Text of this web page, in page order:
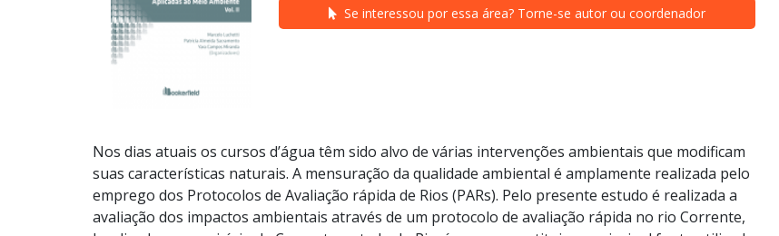
Se interessou por essa área? Torne-se autor ou coordenador
Nos dias atuais os cursos d’água têm sido alvo de várias intervenções ambientais que modificam
suas características naturais. A mensuração da qualidade ambiental é amplamente realizada pelo
emprego dos Protocolos de Avaliação rápida de Rios (PARs). Pelo presente estudo é realizada a
avaliação dos impactos ambientais através de um protocolo de avaliação rápida no rio Corrente,